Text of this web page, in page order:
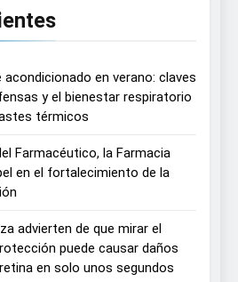
acondicionado en verano: claves
y el bienestar respiratorio
térmicos
Farmacéutico, la Farmacia
en el fortalecimiento de la
advierten de que mirar el
puede causar daños
en solo unos segundos